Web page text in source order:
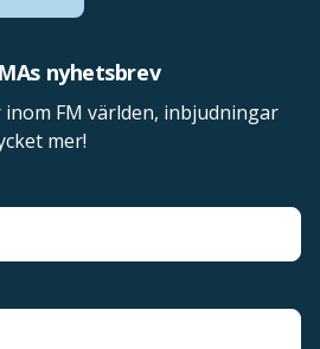
nyhetsbrev
FM världen, inbjudningar
mer!